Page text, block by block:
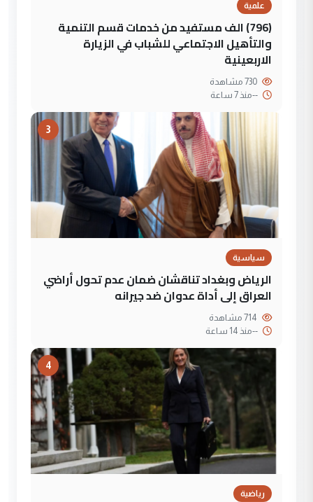
علمية
(796) الف مستفيد من خدمات قسم التنمية
والتأهيل الاجتماعي للشباب في الزيارة
الاربعينية
--منذ 7 ساعة
3
سياسية
الرياض وبغداد تناقشان ضمان عدم تحول أراضي
العراق إلى أداة عدوان ضد جيرانه
--منذ 14 ساعة
4
رياضية